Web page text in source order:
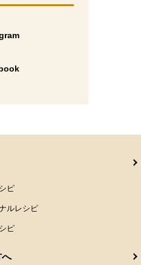
ィンドウで開きます。
ィンドウで開きます。
ピ
ルレシピ
ピ
へ